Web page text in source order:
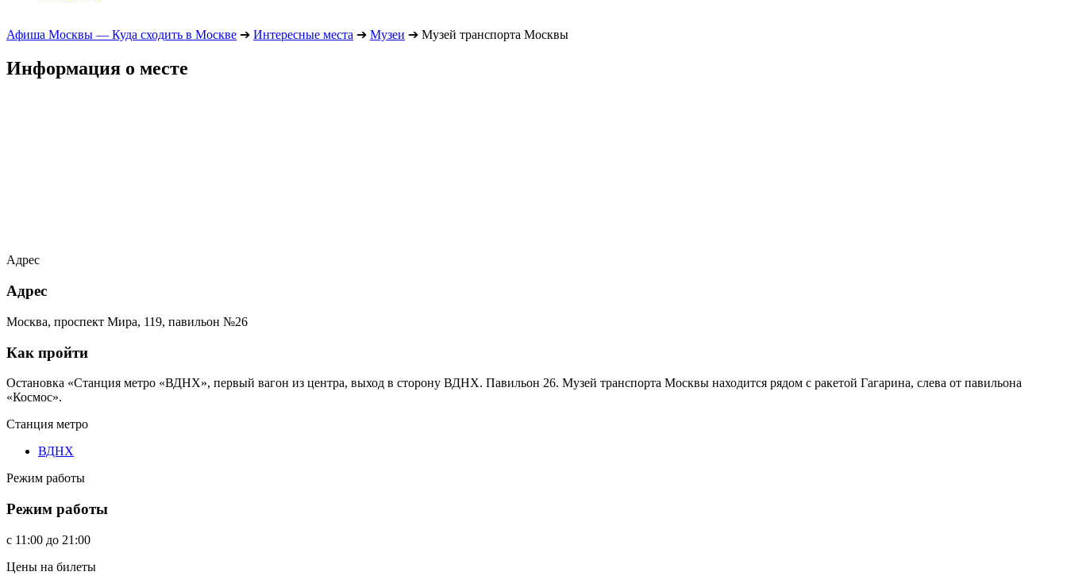
Афиша Москвы — Куда сходить в Москве ➔ Интересные места ➔ Музеи ➔ Музей транспорта Москвы
Информация о месте
Адрес
Адрес
Москва, проспект Мира, 119, павильон №26
Как пройти
Остановка «Станция метро «ВДНХ», первый вагон из центра, выход в сторону ВДНХ. Павильон 26. Музей транспорта Москвы находится рядом с ракетой Гагарина, слева от павильона
«Космос».
Станция метро
ВДНХ
Режим работы
Режим работы
c 11:00 до 21:00
Цены на билеты